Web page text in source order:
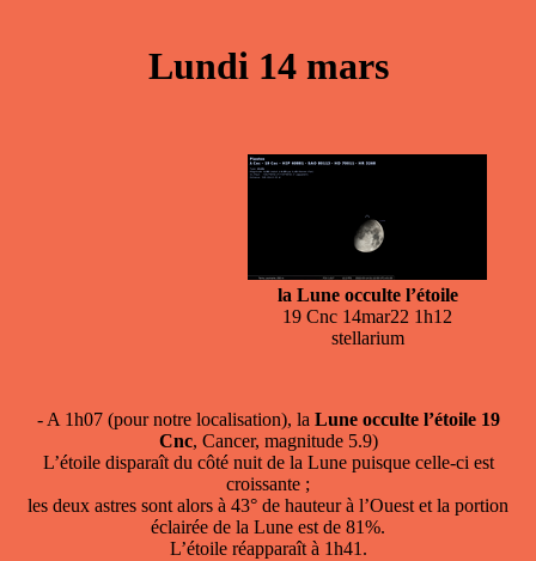
Lundi 14 mars
la Lune occulte l’étoile
19 Cnc 14mar22 1h12
stellarium
- A 1h07 (pour notre localisation), la Lune occulte l’étoile 19
Cnc, Cancer, magnitude 5.9)
L’étoile disparaît du côté nuit de la Lune puisque celle-ci est
croissante ;
les deux astres sont alors à 43° de hauteur à l’Ouest et la portion
éclairée de la Lune est de 81%.
L’étoile réapparaît à 1h41.